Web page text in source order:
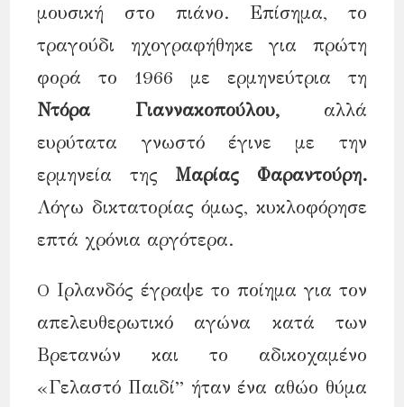
μουσική στο πιάνο. Επίσημα, το
τραγούδι ηχογραφήθηκε για πρώτη
φορά το 1966 με ερμηνεύτρια τη
Ντόρα Γιαννακοπούλου,αλλά
ευρύτατα γνωστό έγινε με την
ερμηνεία της Μαρίας Φαραντούρη.
Λόγω δικτατορίας όμως, κυκλοφόρησε
επτά χρόνια αργότερα.
O Ιρλανδός έγραψε το ποίημα για τον
απελευθερωτικό αγώνα κατά των
Βρετανών και το αδικοχαμένο
«Γελαστό Παιδί” ήταν ένα αθώο θύμα